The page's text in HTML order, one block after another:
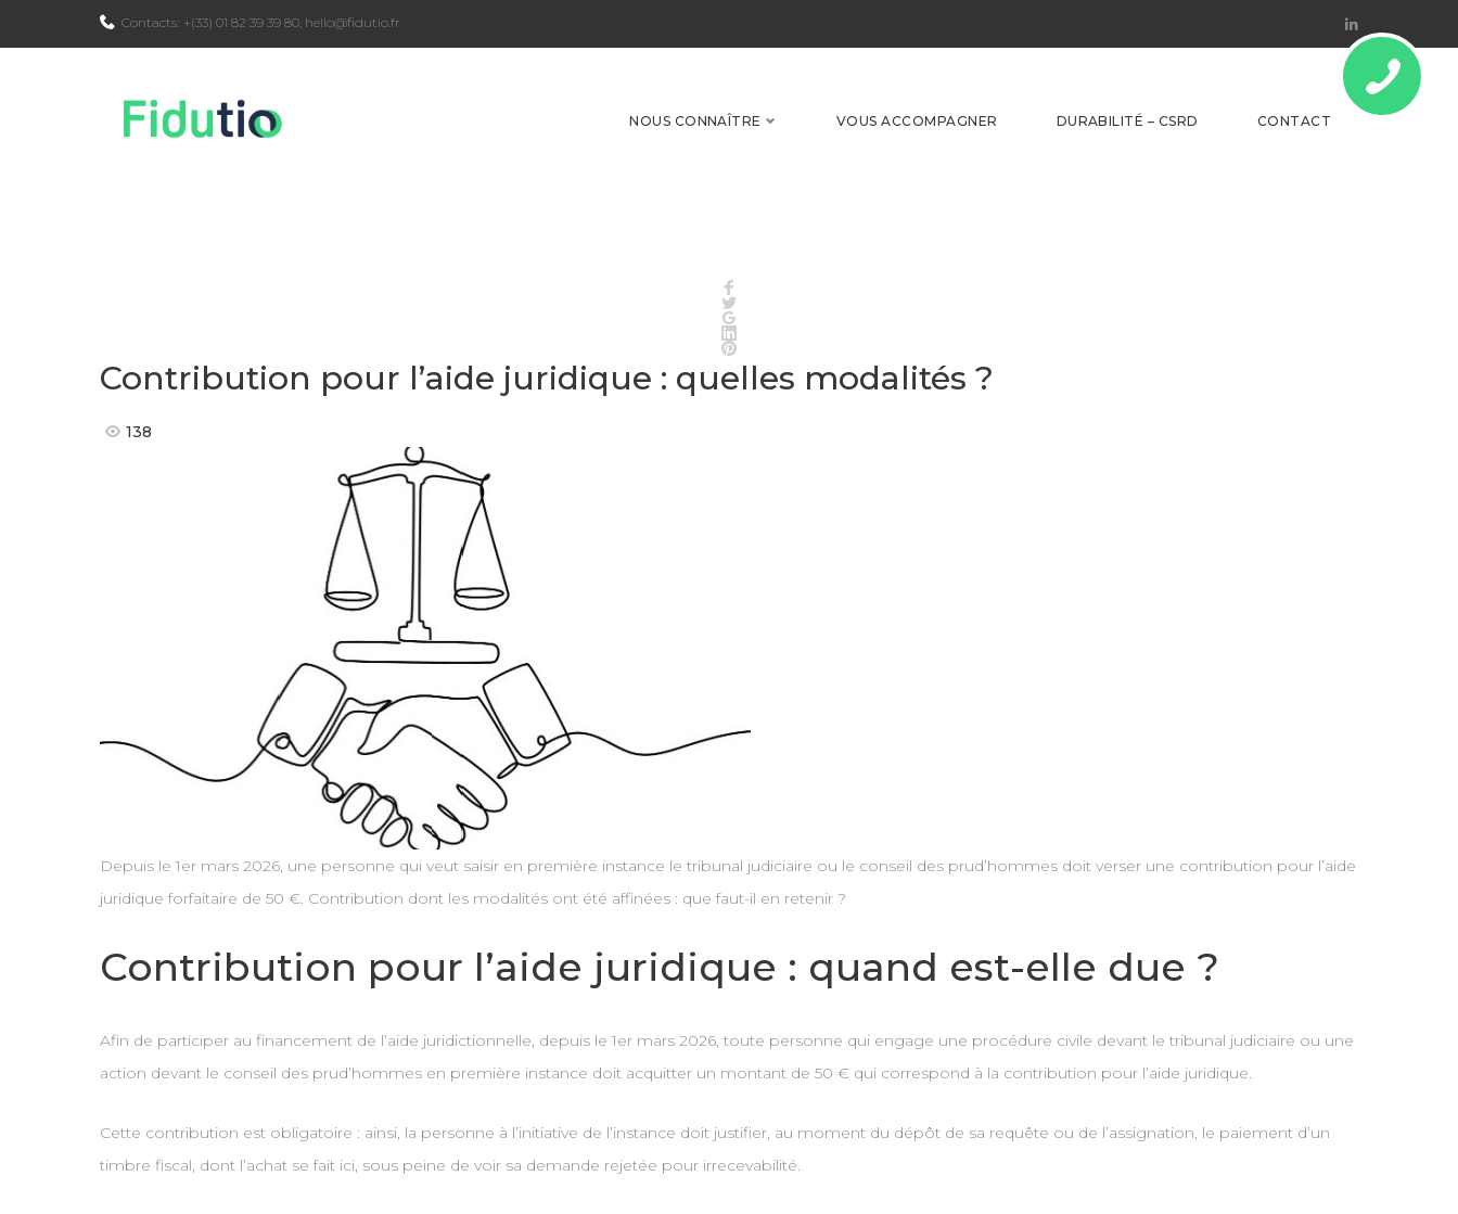
to
Contacts: +(33) 01 82 39 39 80, hello@fidutio.fr
Linkedin
NOUS CONNAÎTRE VOUS ACCOMPAGNER DURABILITÉ – CSRD CONTACT
Twitter
Pinterest
Contribution pour l’aide juridique : quelles modalités ?
138
Depuis le 1er mars 2026, une personne qui veut saisir en première instance le tribunal judiciaire ou le conseil des prud’hommes doit verser une contribution pour l’aide
juridique forfaitaire de 50 €. Contribution dont les modalités ont été affinées : que faut-il en retenir ?
Contribution pour l’aide juridique : quand est-elle due ?
Afin de participer au financement de l’aide juridictionnelle, depuis le 1er mars 2026, toute personne qui engage une procédure civile devant le tribunal judiciaire ou une
action devant le conseil des prud’hommes en première instance doit acquitter un montant de 50 € qui correspond à la contribution pour l’aide juridique.
Cette contribution est obligatoire : ainsi, la personne à l’initiative de l’instance doit justifier, au moment du dépôt de sa requête ou de l’assignation, le paiement d’un
timbre fiscal, dont l’achat se fait ici, sous peine de voir sa demande rejetée pour irrecevabilité.